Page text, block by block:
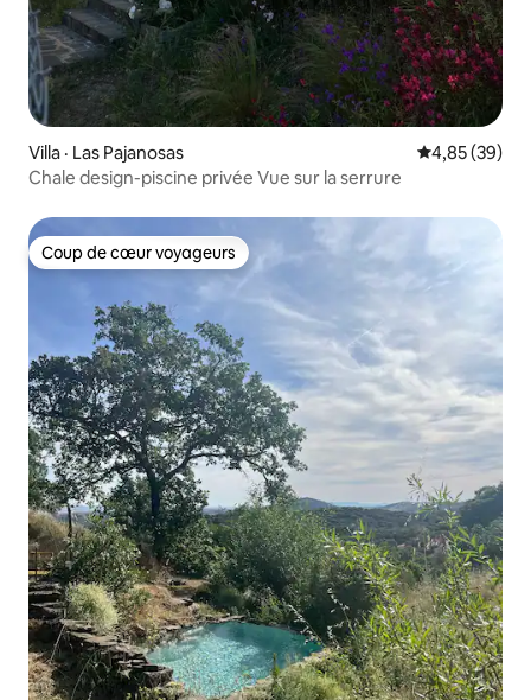
Villa · Las Pajanosas Note
4,85 (39)
Chale design-piscine privée Vue sur la serrure
Coup de cœur voyageurs
Coup de cœur voyageurs